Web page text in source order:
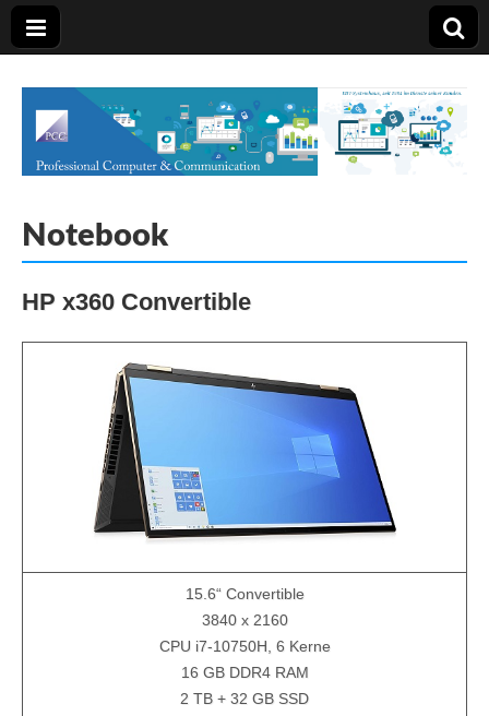
PCC Graz
Notebook
HP x360 Convertible
15.6“ Convertible
3840 x 2160
CPU i7-10750H, 6 Kerne
16 GB DDR4 RAM
2 TB + 32 GB SSD